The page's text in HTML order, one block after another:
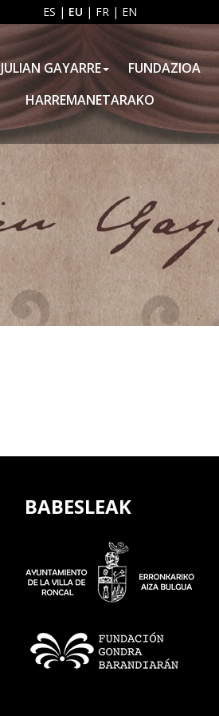
ES | EU | FR | EN
JULIAN GAYARRE FUNDAZIOA
HARREMANETARAKO
BABESLEAK